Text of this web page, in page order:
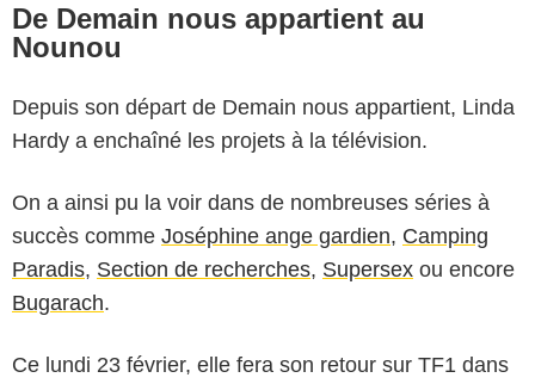
De Demain nous appartient au
Nounou
Depuis son départ de Demain nous appartient, Linda
Hardy a enchaîné les projets à la télévision.
On a ainsi pu la voir dans de nombreuses séries à
succès comme Joséphine ange gardien, Camping
Paradis, Section de recherches, Supersex ou encore
Bugarach.
Ce lundi 23 février, elle fera son retour sur TF1 dans